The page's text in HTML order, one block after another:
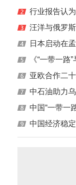
力清洁能源
日本启动在
亚欧合作二
中国经济稳